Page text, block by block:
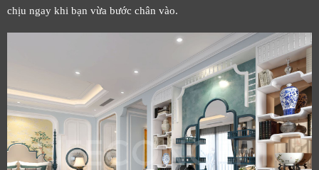
chịu ngay khi bạn vừa bước chân vào.